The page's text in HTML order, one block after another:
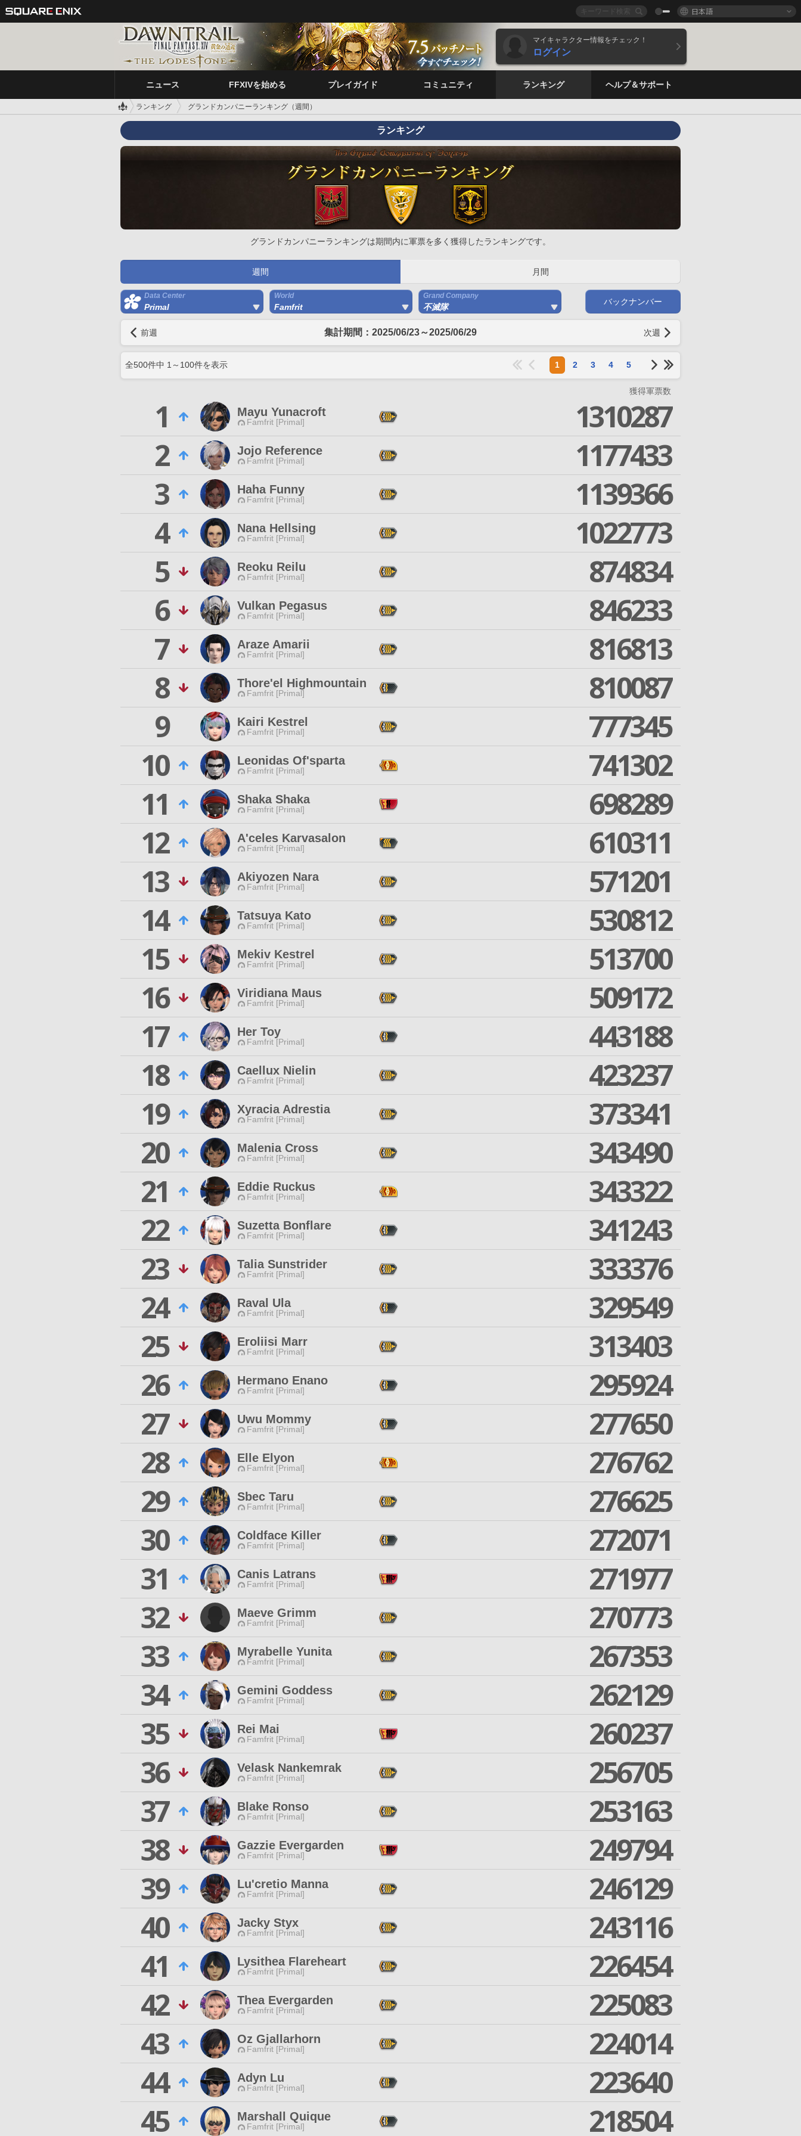
日本語
マイキャラクター情報をチェック！
ログイン
ニュース FFXIVを始める プレイガイド コミュニティ ランキング ヘルプ＆サポート
ランキング グランドカンパニーランキング（週間）
ランキング
グランドカンパニーランキングは期間内に軍票を多く獲得したランキングです。
週間 月間
Data Center
Primal
World
Famfrit
Grand Company
不滅隊
バックナンバー
前週 集計期間：2025/06/23～2025/06/29 次週
全500件中 1 ～ 100件を表示 1 2 3 4 5
獲得軍票数
1 Mayu Yunacroft
Famfrit [Primal]
1310287
2
Jojo Reference
Famfrit [Primal]
1177433
3
Haha Funny
Famfrit [Primal]
1139366
4
Nana Hellsing
Famfrit [Primal]
1022773
5
Reoku Reilu
Famfrit [Primal]
874834
6
Vulkan Pegasus
Famfrit [Primal]
846233
7
Araze Amarii
Famfrit [Primal]
816813
8
Thore'el Highmountain
Famfrit [Primal]
810087
9
Kairi Kestrel
Famfrit [Primal]
777345
10
Leonidas Of'sparta
Famfrit [Primal]
741302
11
Shaka Shaka
Famfrit [Primal]
698289
12
A'celes Karvasalon
Famfrit [Primal]
610311
13
Akiyozen Nara
Famfrit [Primal]
571201
14
Tatsuya Kato
Famfrit [Primal]
530812
15
Mekiv Kestrel
Famfrit [Primal]
513700
16
Viridiana Maus
Famfrit [Primal]
509172
17
Her Toy
Famfrit [Primal]
443188
18
Caellux Nielin
Famfrit [Primal]
423237
19
Xyracia Adrestia
Famfrit [Primal]
373341
20
Malenia Cross
Famfrit [Primal]
343490
21
Eddie Ruckus
Famfrit [Primal]
343322
22
Suzetta Bonflare
Famfrit [Primal]
341243
23
Talia Sunstrider
Famfrit [Primal]
333376
24
Raval Ula
Famfrit [Primal]
329549
25
Eroliisi Marr
Famfrit [Primal]
313403
26
Hermano Enano
Famfrit [Primal]
295924
27
Uwu Mommy
Famfrit [Primal]
277650
28
Elle Elyon
Famfrit [Primal]
276762
29
Sbec Taru
Famfrit [Primal]
276625
30
Coldface Killer
Famfrit [Primal]
272071
31
Canis Latrans
Famfrit [Primal]
271977
32
Maeve Grimm
Famfrit [Primal]
270773
33
Myrabelle Yunita
Famfrit [Primal]
267353
34
Gemini Goddess
Famfrit [Primal]
262129
35
Rei Mai
Famfrit [Primal]
260237
36
Velask Nankemrak
Famfrit [Primal]
256705
37
Blake Ronso
Famfrit [Primal]
253163
38
Gazzie Evergarden
Famfrit [Primal]
249794
39
Lu'cretio Manna
Famfrit [Primal]
246129
40
Jacky Styx
Famfrit [Primal]
243116
41
Lysithea Flareheart
Famfrit [Primal]
226454
42
Thea Evergarden
Famfrit [Primal]
225083
43
Oz Gjallarhorn
Famfrit [Primal]
224014
44
Adyn Lu
Famfrit [Primal]
223640
45
Marshall Quique
Famfrit [Primal] 218504